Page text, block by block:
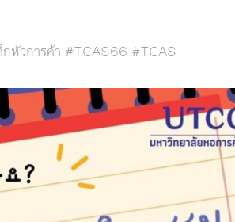
หัวการค้า #TCAS66 #TCAS